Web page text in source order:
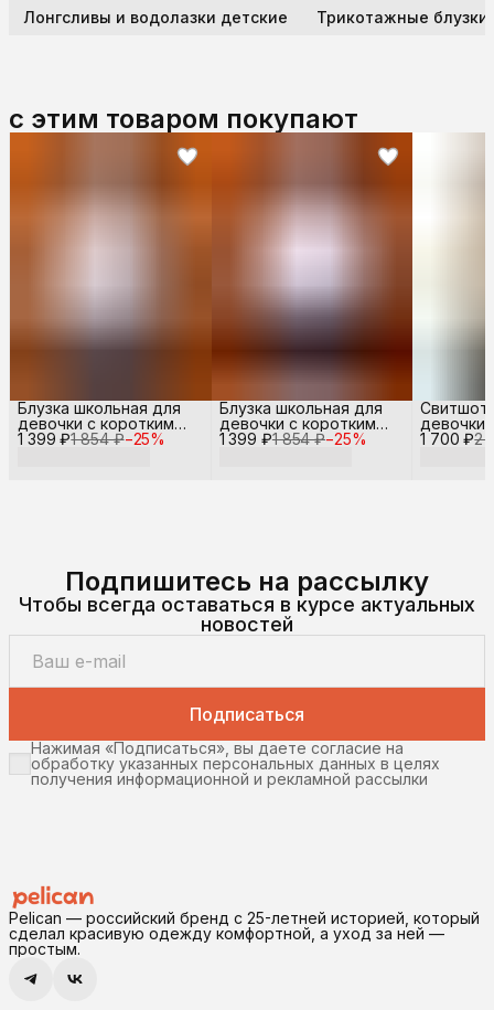
Лонгсливы и водолазки детские Трикотажные блузки
с этим товаром покупают
1 399 ₽1 854 ₽−25%
Блузка школьная для
девочки с коротким
рукавом
1 399 ₽1 854 ₽−25%
Блузка школьная для
девочки с коротким
рукавом
1 700 ₽2
Свитшот
девочки
Подпишитесь на рассылку
Чтобы всегда оставаться в курсе актуальных
новостей
Подписаться
Нажимая «Подписаться», вы даете согласие на
обработку указанных персональных данных в целях
получения информационной и рекламной рассылки
Pelican — российский бренд с 25-летней историей, который
сделал красивую одежду комфортной, а уход за ней —
простым.